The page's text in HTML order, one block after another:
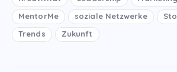
MentorMe
soziale Netzwerke
Trends
Zukunft